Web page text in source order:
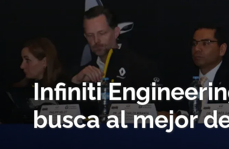
Infiniti
busca al mejor